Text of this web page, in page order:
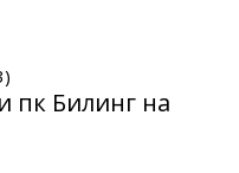
пк Билинг на